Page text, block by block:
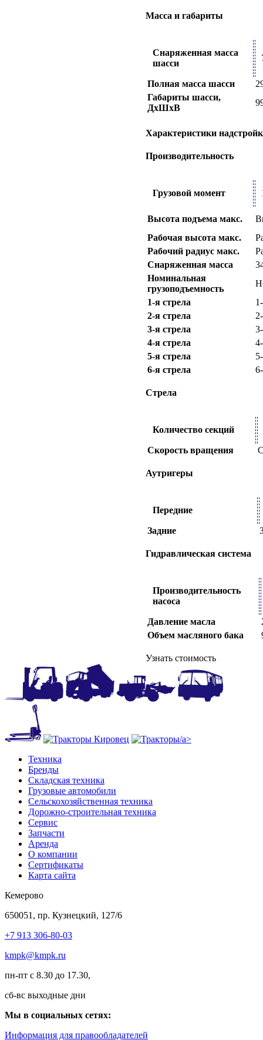
Масса и габариты
Снаряженная масса
шасси
Полная масса шасси
Габариты шасси,
ДхШхВ
Характеристики
Производительность
Грузовой момент
Высота подъема макс.
Рабочая высота макс.
Рабочий радиус макс.
Снаряженная масса
Номинальная
грузоподъемность
1-я стрела
2-я стрела
3-я стрела
4-я стрела
5-я стрела
6-я стрела
Стрела
Количество секций
Скорость вращения
Аутригеры
Передние
Задние
Гидравлическая система
Производительность
насоса
Давление масла
Объем масляного бака
Узнать стоимость
/a>
Техника
Бренды
Складская техника
Грузовые автомобили
Сельскохозяйственная техника
Дорожно-строительная техника
Сервис
Запчасти
Аренда
О компании
Сертификаты
Карта сайта
Кемерово
650051, пр. Кузнецкий, 127/6
+7 913 306-80-03
kmpk@kmpk.ru
пн-пт с 8.30 до 17.30,
сб-вс выходные дни
Мы в социальных сетях:
Информация для правообладателей